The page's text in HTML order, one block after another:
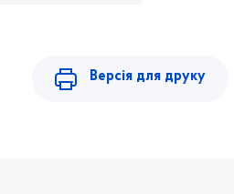
Версія для друку